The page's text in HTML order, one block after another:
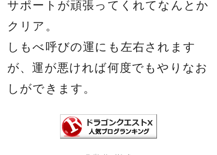
サポートが頑張ってくれてなんとか
クリア。
しもべ呼びの運にも左右されます
が、運が悪ければ何度でもやりなお
しができます。